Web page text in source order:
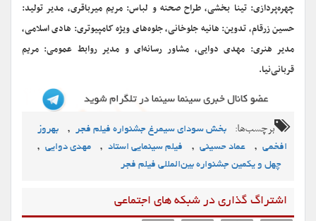
چهره‌پردازی: تینا بخشی، طراح صحنه و لباس: مریم میرباقری، مدیر تولید:
حسین زرقام، تدوین: هانیه جلوخانی، جلوه‌های ویژه کامپیوتری: هادی اسلامی،
مدیر هنری: مهدی دوایی، مشاور رسانه‌ای و مدیر روابط عمومی: مریم
قربانی‌نیا.
برچسب‌ها: بخش سودای سیمرغ جشنواره فیلم فجر ,
بهروز
افخمی , عماد حسینی , فیلم سینمایی استاد , مهدی دوایی ,
چهل و یکمین جشنواره بین‌المللی فیلم فجر
اشتراگ گذاری در شبکه های اجتماعی